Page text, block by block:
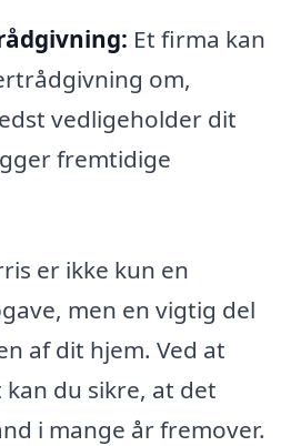
Et firma kan
om,
vedligeholder dit
fremtidige
er ikke kun en
men en vigtig del
af dit hjem. Ved at
du sikre, at det
i mange år fremover.